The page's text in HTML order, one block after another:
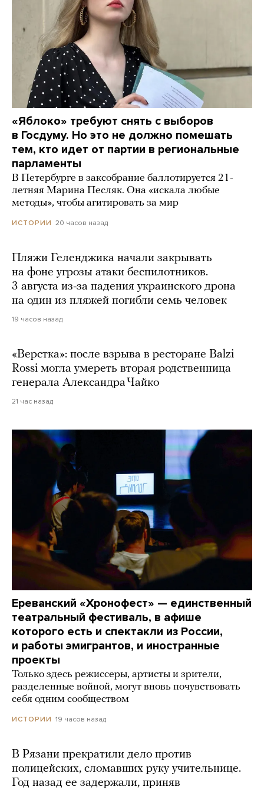
«Яблоко» требуют снять с выборов
в Госдуму. Но это не должно помешать
тем, кто идет от партии в региональные
парламенты
В Петербурге в заксобрание баллотируется 21-
летняя Марина Песляк. Она «искала любые
методы», чтобы агитировать за мир
ИСТОРИИ 20 часов назад
Пляжи Геленджика начали закрывать
на фоне угрозы атаки беспилотников.
3 августа из-за падения украинского дрона
на один из пляжей погибли семь человек
19 часов назад
«Верстка»: после взрыва в ресторане Balzi
Rossi могла умереть вторая родственница
генерала Александра Чайко
21 час назад
Ереванский «Хронофест» — единственный
театральный фестиваль, в афише
которого есть и спектакли из России,
и работы эмигрантов, и иностранные
проекты
Только здесь режиссеры, артисты и зрители,
разделенные войной, могут вновь почувствовать
себя одним сообществом
ИСТОРИИ 19 часов назад
В Рязани прекратили дело против
полицейских, сломавших руку учительнице.
Год назад ее задержали, приняв